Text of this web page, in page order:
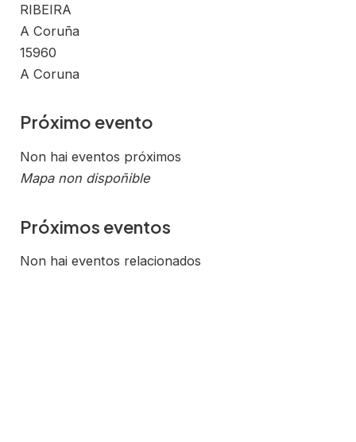
RIBEIRA
A Coruña
15960
A Coruna
Próximo evento
Non hai eventos próximos
Mapa non dispoñible
Próximos eventos
Non hai eventos relacionados